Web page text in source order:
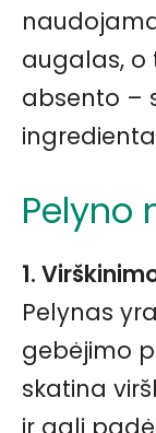
augalas, o
absento –
Pelyno
1.
Pelynas
gebėjimo
skatina